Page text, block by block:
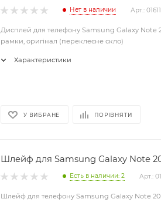
Нет в наличии Арт.:
Дисплей для телефону Samsung Galaxy Note
рамки, оригінал (переклеєне скло)
Характеристики
У ВИБРАНЕ ПОРІВНЯТИ
Шлейф для Samsung Galaxy Note
Есть в наличии: 2 Арт.:
Шлейф для телефону Samsung Galaxy Note